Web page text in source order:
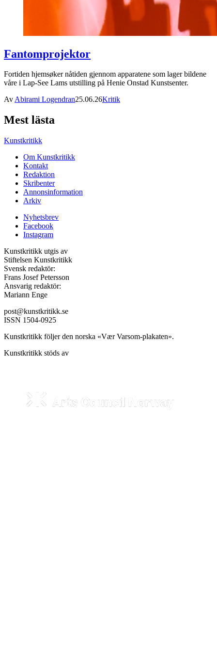
Fantomprojektor
Fortiden hjemsøker nåtiden gjennom apparatene som lager bildene
våre i Lap-See Lams utstilling på Henie Onstad Kunstsenter.
AvAbirami Logendran25.06.26Kritik
Mest lästa
Kunstkritikk
Om Kunstkritikk
Kontakt
Redaktion
Skribenter
Annonsinformation
Arkiv
Nyhetsbrev
Facebook
Instagram
Kunstkritikk utgis av
Stiftelsen Kunstkritikk
Svensk redaktör:
Frans Josef Petersson
Ansvarig redaktör:
Mariann Enge
post@kunstkritikk.se
ISSN 1504-0925
Kunstkritikk följer den norska «Vær Varsom-plakaten».
Kunstkritikk stöds av